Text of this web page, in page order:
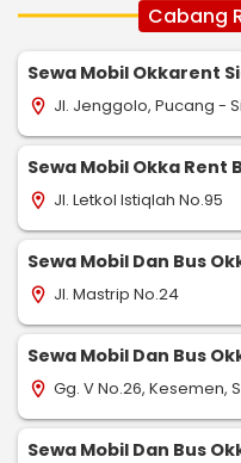
Cabang
Sewa Mobil Okkarent
location_on Jl. Jenggolo, Pucang -
Sewa Mobil Okka Rent
location_on Jl. Letkol Istiqlah No.95
Sewa Mobil Dan Bus
location_on Jl. Mastrip No.24
Sewa Mobil Dan Bus
location_on Gg. V No.26, Kesemen,
Sewa Mobil Dan Bus